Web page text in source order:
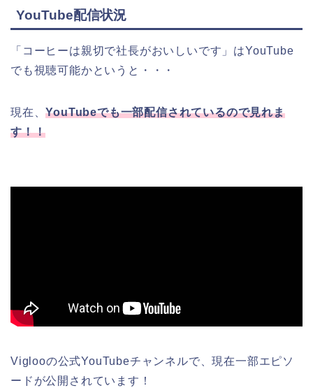
YouTube配信状況
「コーヒーは親切で社長がおいしいです」はYouTube
でも視聴可能かというと・・・
現在、YouTubeでも一部配信されているので見れま
す！！
Viglooの公式YouTubeチャンネルで、現在一部エピソ
ードが公開されています！